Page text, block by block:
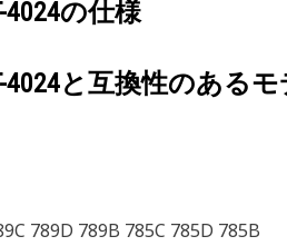
4024の仕様
4024と互換性のある
789D 789B 785C 785D 785B